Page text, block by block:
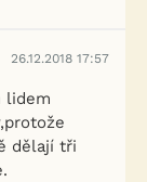
26.12.2018 17:57
lidem
dělají tři